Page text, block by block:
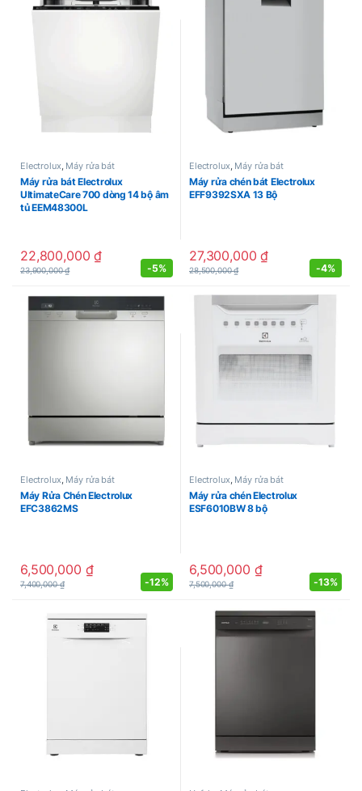
Electrolux, Máy rửa bát
Máy rửa bát Electrolux
UltimateCare 700 dòng 14 bộ âm
tủ EEM48300L
22,800,000₫
23,900,000₫ -5%
Electrolux, Máy rửa bát
Máy rửa chén bát Electrolux
EFF9392SXA 13 Bộ
27,300,000₫
28,500,000₫ -4%
Electrolux, Máy rửa bát
Máy Rửa Chén Electrolux
EFC3862MS
6,500,000 ₫
7,400,000₫ -12%
Electrolux, Máy rửa bát
Máy rửa chén Electrolux
ESF6010BW 8 bộ
6,500,000 ₫
7,500,000₫ -13%